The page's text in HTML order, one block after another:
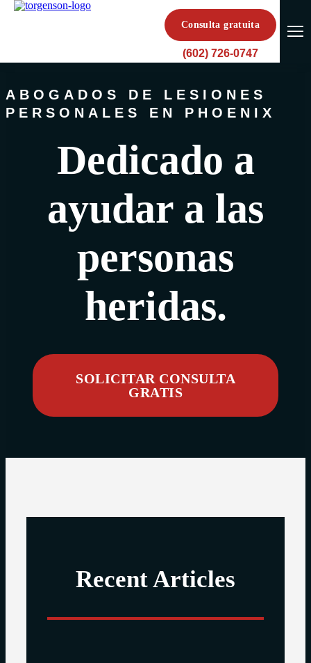
Consulta gratuita
(602) 726-0747
ABOGADOS DE LESIONES
PERSONALES EN PHOENIX
Dedicado a
ayudar a las
personas
heridas.
SOLICITAR CONSULTA
GRATIS
Recent Articles